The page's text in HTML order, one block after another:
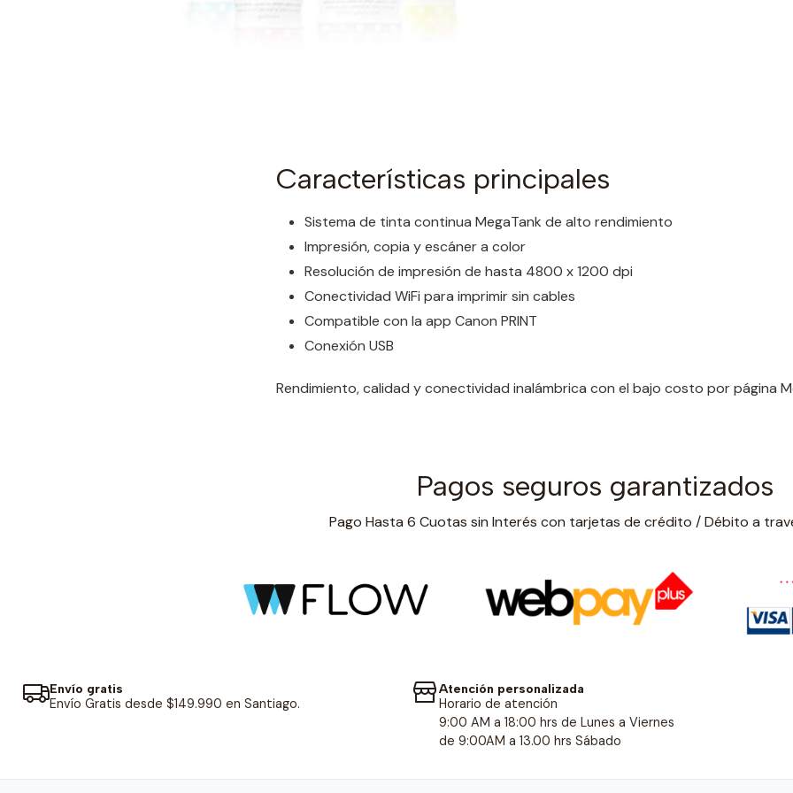
Características principales
Sistema de tinta continua MegaTank de alto rendimiento
Impresión, copia y escáner a color
Resolución de impresión de hasta 4800 x 1200 dpi
Conectividad WiFi para imprimir sin cables
Compatible con la app Canon PRINT
Conexión USB
Rendimiento, calidad y conectividad inalámbrica con el bajo costo por página
Pagos seguros garantizados
Pago Hasta 6 Cuotas sin Interés con tarjetas de crédito / Débito a
Envío gratis
Envío Gratis desde $149.990 en Santiago.
Atención personalizada
Horario de atención
9:00 AM a 18:00 hrs de Lunes a Viernes
de 9:00AM a 13.00 hrs Sábado